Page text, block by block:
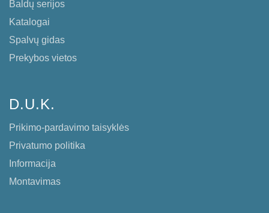
Baldų serijos
Katalogai
Spalvų gidas
Prekybos vietos
D.U.K.
Prikimo-pardavimo taisyklės
Privatumo politika
Informacija
Montavimas